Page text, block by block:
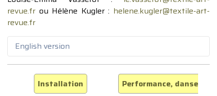
revue.fr ou Hélène Kugler : helene.kugler@textile-art-
revue.fr
English version
Installation
Performance, danse